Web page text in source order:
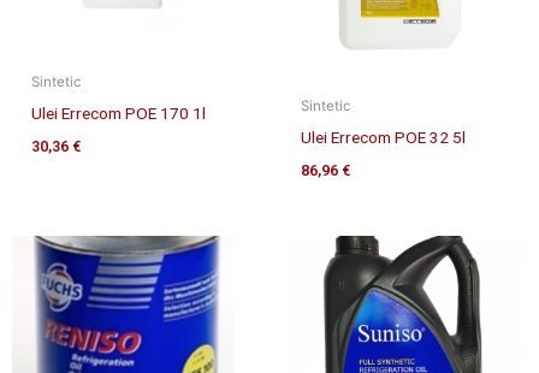
Sintetic
Ulei Errecom POE 170 1l
30,36 €
Sintetic
Ulei Errecom POE 32 5l
86,96 €